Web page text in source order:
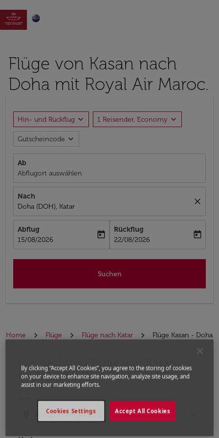

Flüge von Kasan nach
Doha mit Royal Air Maroc.
Hin- und Rückflug expand_more 1 Reisender, Economy expand_more
Gutscheincode expand_more
Ab
Abflugort auswählen
Nach
Doha (DOH), Katar
close
Abflug
fc-booking-departure-date-aria-label
15/08/2026
today
Rückflug
fc-booking-return-date-aria-label
22/08/2026
today
Suchen
Home Flüge Flüge nach Katar Flüge Kasan - Doha
Die nächsten Flüge von Kasan
nach Doha
By clicking “Accept All Cookies”, you agree to the storing of cookies
on your device to enhance site navigation, analyze site usage, and
assist in our marketing efforts.
Accept All Cookies
Cookies Settings